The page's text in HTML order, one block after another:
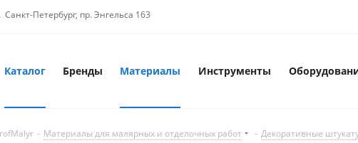
Санкт-Петербург, пр. Энгельса 163
Каталог Бренды Материалы Инструменты
- Материалы для малярных и отделочных работ - Декоративные